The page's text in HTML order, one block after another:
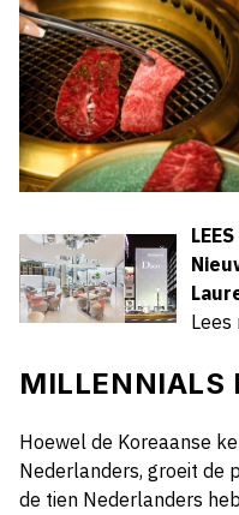
Lees
MILLENNIALS
Hoewel de Koreaanse
Nederlanders, groeit de
de tien Nederlanders